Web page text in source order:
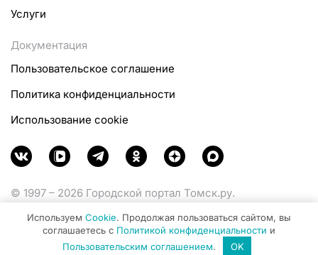
Услуги
Документация
Пользовательское соглашение
Политика конфиденциальности
Использование cookie
© 1997 – 2026 Городской портал Томск.ру.
Министерства цифрового развития, связи и массовых
коммуникаций Российской Федерации.
Используем Cookie. Продолжая пользоваться сайтом, вы
соглашаетесь с Политикой конфиденциальности и
Пользовательским соглашением. OK